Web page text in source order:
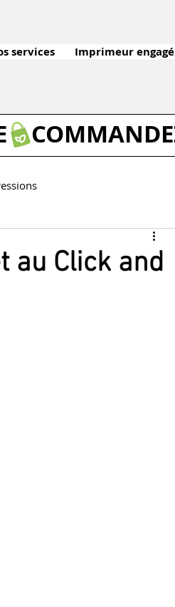
services Imprimeur engagé
au Click and